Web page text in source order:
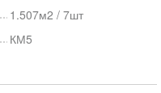
1.507м2 / 7шт
КМ5